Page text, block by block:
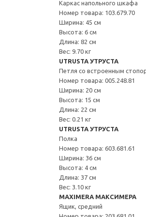
Каркас напольного шкафа
Номер товара: 103.679.70
Ширина: 45 см
Высота: 6 см
Длина: 82 см
Вес: 9.70 кг
UTRUSTA УТРУСТА
Петля со встроенным
Номер товара: 005.248.81
Ширина: 20 см
Высота: 15 см
Длина: 22 см
Вес: 0.21 кг
UTRUSTA УТРУСТА
Полка
Номер товара: 603.681.61
Ширина: 36 см
Высота: 4 см
Длина: 37 см
Вес: 3.10 кг
MAXIMERA МАКСИМЕРА
Ящик, средний